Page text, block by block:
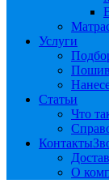
Услуги
Пошив
Статьи
Что
Контакты
О